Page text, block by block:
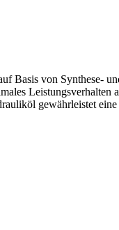
Basis von Synthese-
gewährleistet